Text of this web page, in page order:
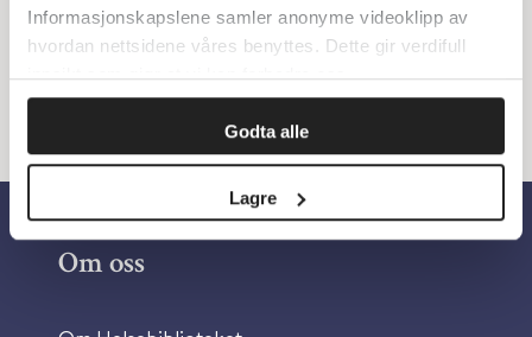
Informasjonskapslene samler anonyme videoklipp av
hvordan nettsidene våres benyttes. Dette gir verdifull
innsikt som gjør at vi kan forbedre oss.
Godta alle
Lagre
Om oss